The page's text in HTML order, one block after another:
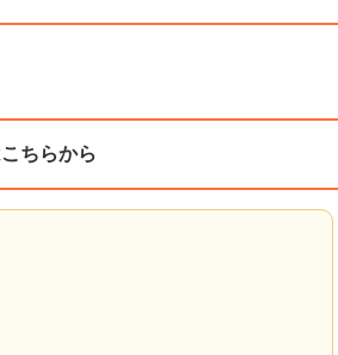
ちらから